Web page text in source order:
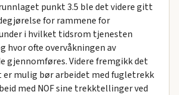
punkt 3.5 ble det videre gitt
for rammene for
i hvilket tidsrom tjenesten
hvor ofte overvåkningen av
gjennomføres. Videre fremgikk det
er mulig bør arbeidet med fugletrekk
med NOF sine trekktellinger ved